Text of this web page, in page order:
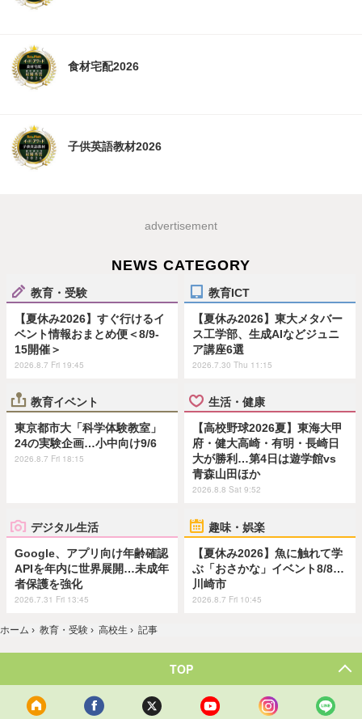
食材宅配2026
子供英語教材2026
advertisement
NEWS CATEGORY
教育・受験
【夏休み2026】すぐ行けるイ
ベント情報おまとめ便＜8/9-
15開催＞
2026.8.7 Fri 19:45
教育ICT
【夏休み2026】東大メタバー
ス工学部、生成AIなどジュニ
ア講座6選
2026.7.30 Thu 11:15
教育イベント
東京都市大「科学体験教室」
24の実験企画…小中向け9/6
2026.8.7 Fri 18:15
生活・健康
【高校野球2026夏】東海大甲
府・健大高崎・有明・長崎日
大が勝利…第4日は遊学館vs
青森山田ほか
2026.8.8 Sat 9:52
デジタル生活
Google、アプリ向け年齢確認
APIを年内に世界展開…未成年
者保護を強化
2026.7.31 Fri 13:45
趣味・娯楽
【夏休み2026】魚に触れて学
ぶ「おさかな」イベント8/8…
川崎市
2026.8.7 Fri 10:45
ホーム › 教育・受験 › 高校生 › 記事
TOP